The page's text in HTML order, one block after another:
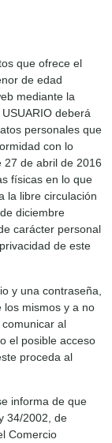
que ofrece el
de edad
mediante la
deberá
personales que
con lo
27 de abril de 2016
físicas en lo que
la libre circulación
diciembre
carácter personal
de este
y una contraseña,
los mismos y a no
al
el posible acceso
proceda al
informa de que
34/2002, de
Comercio